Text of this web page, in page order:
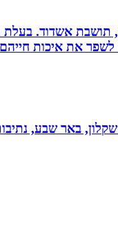
את איכות
באר שבע,